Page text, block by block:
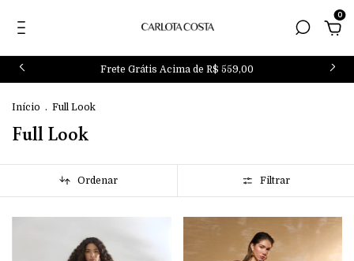
0
Frete Grátis Acima de R$ 559,00
Início . Full Look
Full Look
Ordenar Filtrar